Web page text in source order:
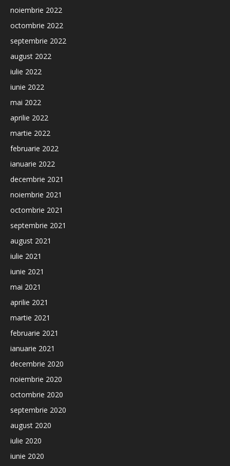
noiembrie 2022
octombrie 2022
septembrie 2022
august 2022
iulie 2022
iunie 2022
mai 2022
aprilie 2022
martie 2022
februarie 2022
ianuarie 2022
decembrie 2021
noiembrie 2021
octombrie 2021
septembrie 2021
august 2021
iulie 2021
iunie 2021
mai 2021
aprilie 2021
martie 2021
februarie 2021
ianuarie 2021
decembrie 2020
noiembrie 2020
octombrie 2020
septembrie 2020
august 2020
iulie 2020
iunie 2020